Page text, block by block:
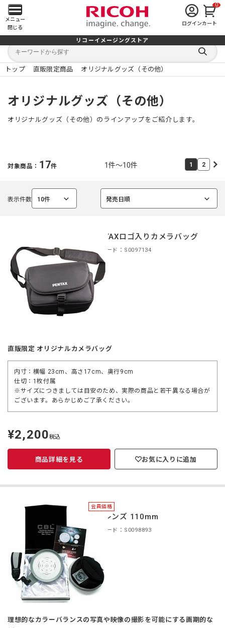
メ
イ
ン
メ
ニ
ュ
を
く
メニュー
閉じる
ログイン
0
カート
リコーイメージングストア
キ
ワ
ー
キ
検
索
る
トップ 直販限定商品 オリジナルグッズ（その他）
オリジナルグッズ（その他）
オリジナルグッズ（その他）のラインアップをご紹介します。
対象商品： 17件 1件～10件 1 2
表示件数 10件
選
発売日順
選
PENTAXロゴ入りカメラバッグ
商品コード：S0097134
直販限定 オリジナルカメラバッグ
内寸：横幅 23cm、高さ17cm、奥行9cm
仕切：1枚付属
※サイズにつきましては目安のため、実際の商品と若干異なる場合が
ございます。あらかじめご了承ください。
定
価
¥2,200税込
商品詳細を見る お気に入りに追加
会員価格
CBLレンズ 110mm
商品コード：S0098893
理想的なカラーバランスの写真や映像の撮影を可能にする画期的な